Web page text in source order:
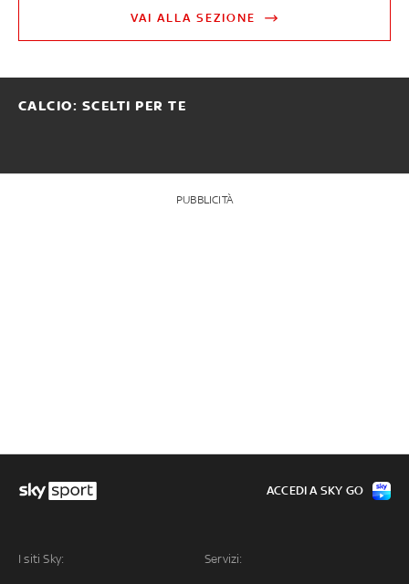
VAI ALLA SEZIONE
CALCIO: SCELTI PER TE
PUBBLICITÀ
I siti Sky: Servizi:
ACCEDI A SKY GO